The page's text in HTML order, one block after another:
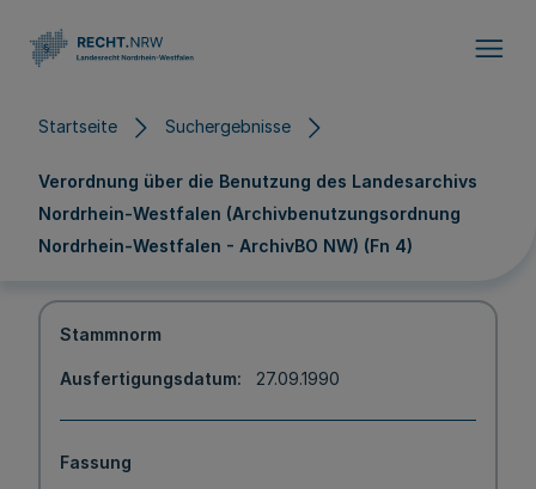
Startseite Suchergebnisse
Verordnung über die Benutzung des Landesarchivs
Nordrhein-Westfalen (Archivbenutzungsordnung
Nordrhein-Westfalen - ArchivBO NW) (Fn 4)
Stammnorm
Ausfertigungsdatum 27.09.1990
Fassung